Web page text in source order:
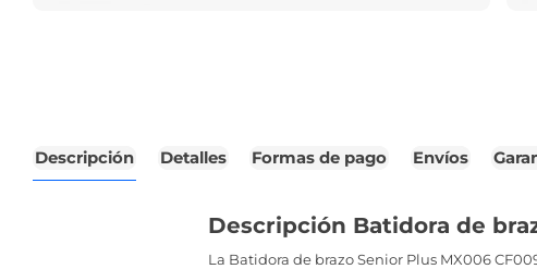
Descripción Detalles Formas de pago Envíos
Descripción Batidora de
La Batidora de brazo Senior Plus MX006